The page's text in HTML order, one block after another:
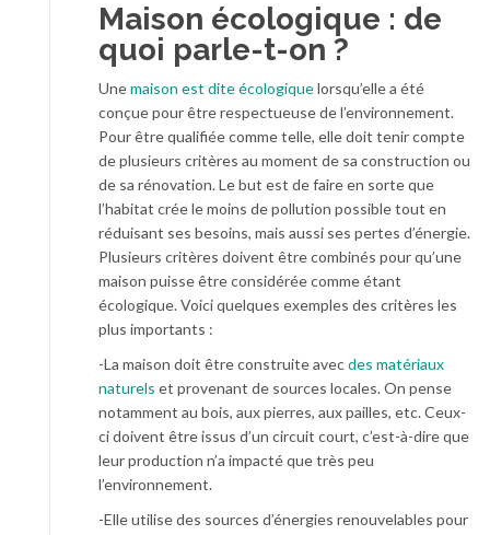
Maison écologique : de
quoi parle-t-on ?
Unemaison est dite écologiquelorsqu’elle a été
conçue pour être respectueuse de l’environnement.
Pour être qualifiée comme telle, elle doit tenir compte
de plusieurs critères au moment de sa construction ou
de sa rénovation. Le but est de faire en sorte que
l’habitat crée le moins de pollution possible tout en
réduisant ses besoins, mais aussi ses pertes d’énergie.
Plusieurs critères doivent être combinés pour qu’une
maison puisse être considérée comme étant
écologique. Voici quelques exemples des critères les
plus importants :
-La maison doit être construite avecdes matériaux
naturels et provenant de sources locales. On pense
notamment au bois, aux pierres, aux pailles, etc. Ceux-
ci doivent être issus d’un circuit court, c’est-à-dire que
leur production n’a impacté que très peu
l’environnement.
-Elle utilise des sources d’énergies renouvelables pour